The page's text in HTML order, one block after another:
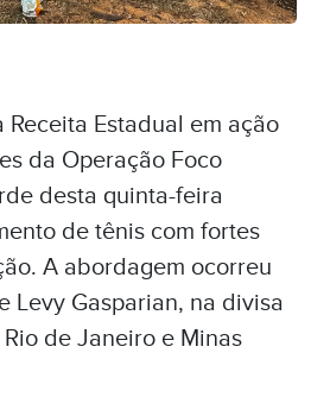
Estadual em ação
da Operação Foco
desta quinta-feira
de tênis com fortes
A abordagem ocorreu
Levy Gasparian, na divisa
de Janeiro e Minas